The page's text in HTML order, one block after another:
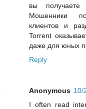
вы получаете
Мошенники
клиентов и
Torrent
даже для юных
Reply
Anonymous 10/
I often read